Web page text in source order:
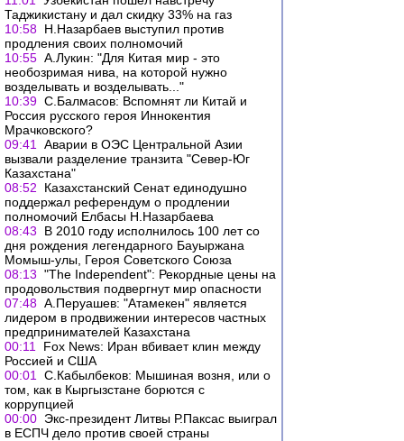
Таджикистану и дал скидку 33% на газ
10:58 Н.Назарбаев выступил против
продления своих полномочий
10:55 А.Лукин: "Для Китая мир - это
необозримая нива, на которой нужно
возделывать и возделывать..."
10:39 С.Балмасов: Вспомнят ли Китай и
Россия русского героя Иннокентия
Мрачковского?
09:41
Аварии в ОЭС Центральной Азии
вызвали разделение транзита "Север-Юг
Казахстана"
08:52
Казахстанский Сенат единодушно
поддержал референдум о продлении
полномочий Елбасы Н.Назарбаева
08:43
В 2010 году исполнилось 100 лет со
дня рождения легендарного Бауыржана
Момыш-улы, Героя Советского Союза
08:13 "The Independent": Рекордные цены на
продовольствия подвергнут мир опасности
07:48 А.Перуашев: "Атамекен" является
лидером в продвижении интересов частных
предпринимателей Казахстана
00:11
Fox News: Иран вбивает клин между
Россией и США
00:01
C.Кабылбеков: Мышиная возня, или о
том, как в Кыргызстане борются с
коррупцией
00:00 Экс-президент Литвы Р.Паксас выиграл
в ЕСПЧ дело против своей страны